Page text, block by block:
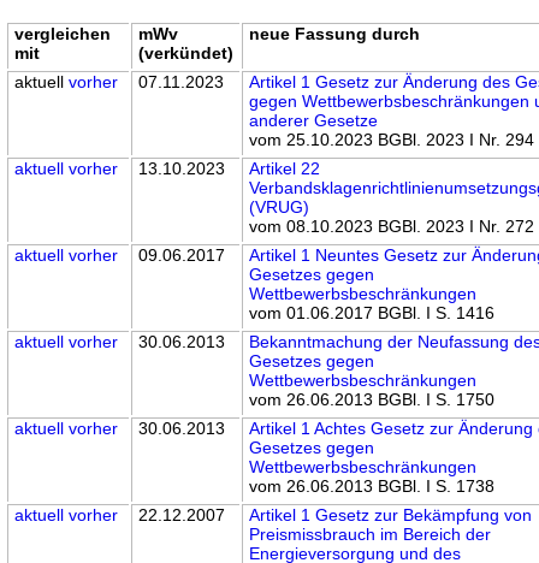
vergleichen
mit
mWv
(verkündet)
neue Fassung durch
aktuellvorher 07.11.2023
Artikel 1 Gesetz zur Änderung des
gegen Wettbewerbsbeschränkungen
anderer Gesetze
vom 25.10.2023 BGBl. 2023 I Nr. 294
aktuell vorher 13.10.2023
Artikel 22
(VRUG)
vom 08.10.2023 BGBl. 2023 I Nr. 272
aktuell vorher 09.06.2017
Artikel 1 Neuntes Gesetz zur
Gesetzes gegen
Wettbewerbsbeschränkungen
vom 01.06.2017 BGBl. I S. 1416
aktuell vorher 30.06.2013
Bekanntmachung der Neufassung
Gesetzes gegen
Wettbewerbsbeschränkungen
vom 26.06.2013 BGBl. I S. 1750
aktuell vorher 30.06.2013
Artikel 1 Achtes Gesetz zur Änderung
Gesetzes gegen
Wettbewerbsbeschränkungen
vom 26.06.2013 BGBl. I S. 1738
aktuell vorher 22.12.2007
Artikel 1 Gesetz zur Bekämpfung von
Preismissbrauch im Bereich der
Energieversorgung und des